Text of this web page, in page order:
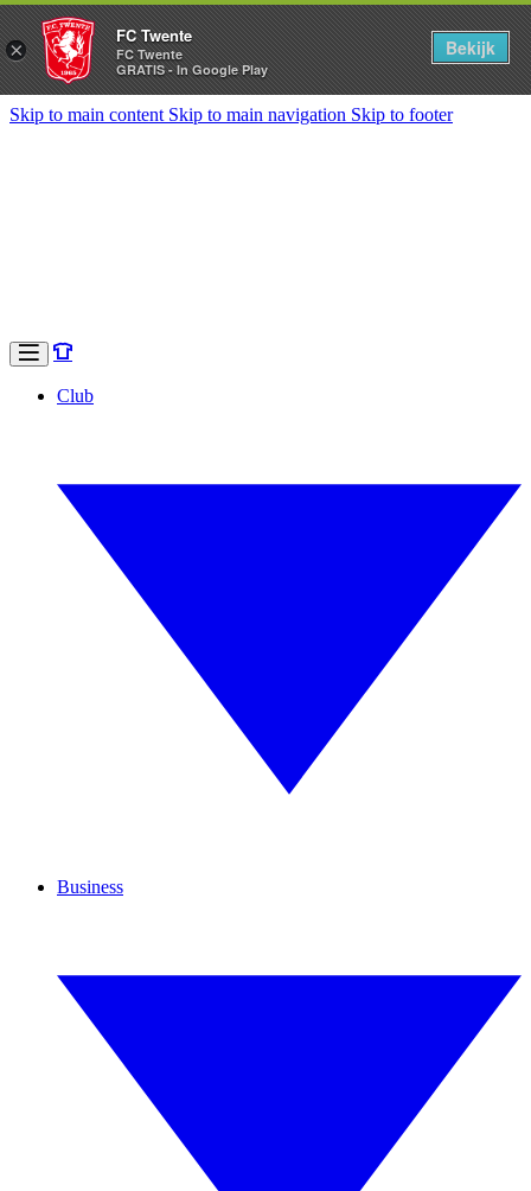
Skip to main content Skip to main navigation Skip to footer
Club
Business
×
FC Twente
FC Twente
GRATIS - In Google Play
Bekijk